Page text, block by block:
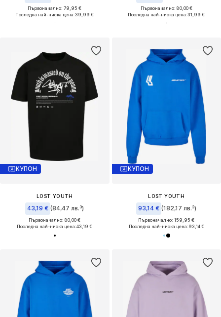
Първоначално: 79,95 €
Последна най-ниска цена:39,99 €
Първоначално: 80,00 €
Последна най-ниска цена:31,99 €
КУПОН
LOST YOUTH
43,19 € (84,47 лв.³)
Първоначално: 80,00 €
Последна най-ниска цена:43,19 €
КУПОН
LOST YOUTH
93,14 € (182,17 лв.³)
Първоначално: 159,95 €
Последна най-ниска цена:93,14 €